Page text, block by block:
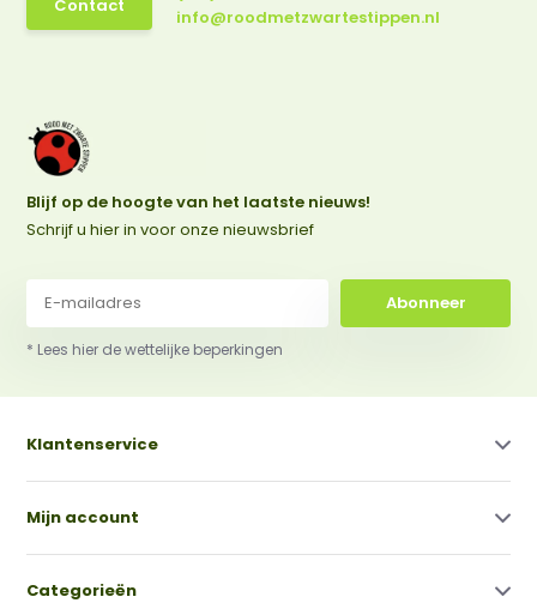
Contact
info@roodmetzwartestippen.nl
Blijf op de hoogte van het laatste nieuws!
Schrijf u hier in voor onze nieuwsbrief
Abonneer
* Lees hier de wettelijke beperkingen
Klantenservice
Mijn account
Categorieën